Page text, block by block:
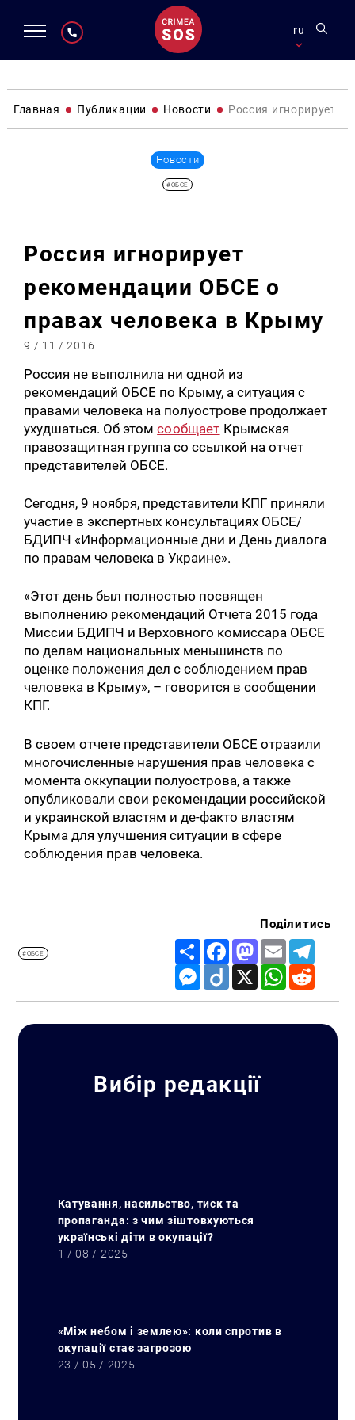
ru
Главная Публикации Новости Россия игнорирует
Новости
#ОБСЕ
Россия игнорирует
рекомендации ОБСЕ о
правах человека в Крыму
9 / 11 / 2016
Россия не выполнила ни одной из
рекомендаций ОБСЕ по Крыму, а ситуация с
правами человека на полуострове продолжает
ухудшаться. Об этомсообщает Крымская
правозащитная группа со ссылкой на отчет
представителей ОБСЕ.
Сегодня, 9 ноября, представители КПГ приняли
участие в экспертных консультациях ОБСЕ/
БДИПЧ «Информационные дни и День диалога
по правам человека в Украине».
«Этот день был полностью посвящен
выполнению рекомендаций Отчета 2015 года
Миссии БДИПЧ и Верховного комиссара ОБСЕ
по делам национальных меньшинств по
оценке положения дел с соблюдением прав
человека в Крыму», – говорится в сообщении
КПГ.
В своем отчете представители ОБСЕ отразили
многочисленные нарушения прав человека с
момента оккупации полуострова, а также
опубликовали свои рекомендации российской
и украинской властям и де-факто властям
Крыма для улучшения ситуации в сфере
соблюдения прав человека.
#ОБСЕ
Поділитись
Share FacebookMastodon
Email
Messenger
Diigo X WhatsApp
Вибір редакції
Катування, насильство, тиск та
пропаганда: з чим зіштовхуються
українські діти в окупації?
1 / 08 / 2025
«Між небом і землею»: коли спротив в
окупації стає загрозою
23 / 05 / 2025